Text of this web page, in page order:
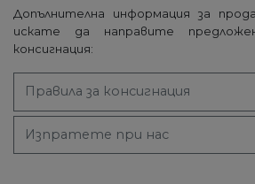
Допълнителна информация за
искате да направите
консигнация:
Правила за консигнация
Изпратете при нас